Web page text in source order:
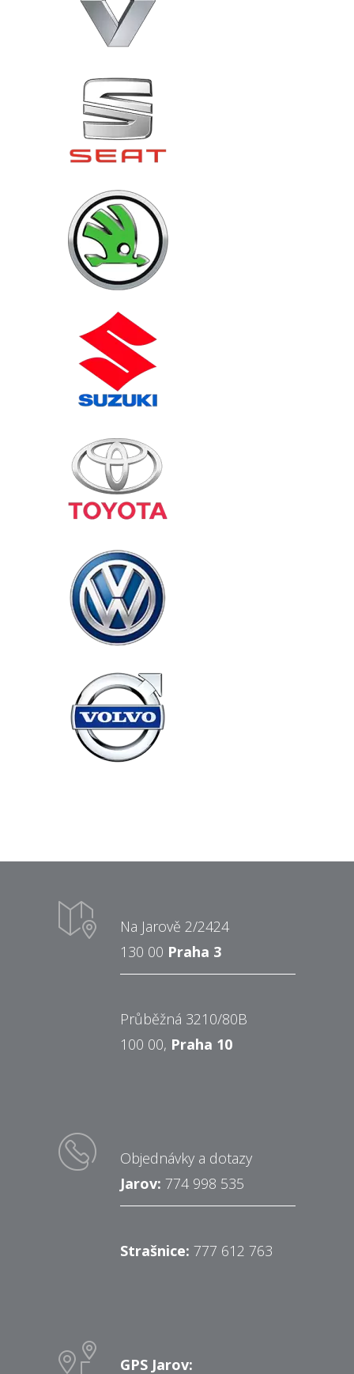
Na Jarově 2/2424
130 00 Praha 3
Průběžná 3210/80B
100 00, Praha 10
Objednávky a dotazy
Jarov: 774 998 535
Strašnice: 777 612 763
GPS Jarov: